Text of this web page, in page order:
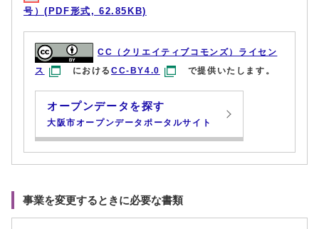
号）(PDF形式, 62.85KB)
CC（クリエイティブコモンズ）ライセン
ス
におけるCC-BY4.0 で提供いたします。
オープンデータを探す
大阪市オープンデータポータルサイト
事業を変更するときに必要な書類